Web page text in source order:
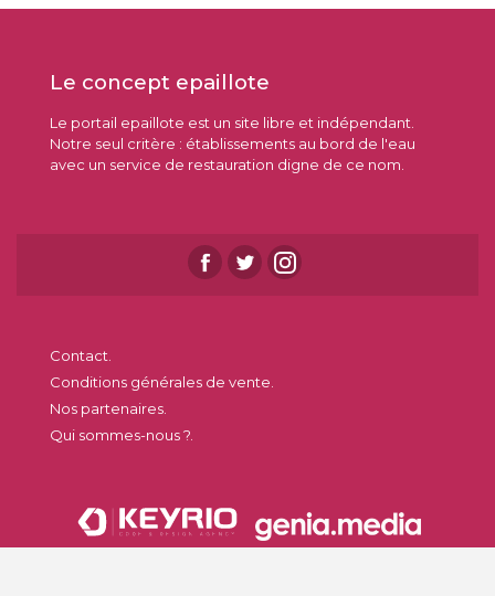
Le concept epaillote
Le portail epaillote est un site libre et indépendant.
Notre seul critère : établissements au bord de l'eau
avec un service de restauration digne de ce nom.
Contact.
Conditions générales de vente.
Nos partenaires.
Qui sommes-nous ?.